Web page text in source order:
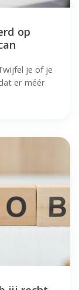
op
je of je
er méér